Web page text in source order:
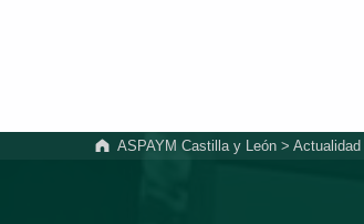
ASPAYM Castilla y León> Actualidad